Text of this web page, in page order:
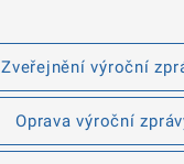
Zveřejnění výroční
Oprava výroční